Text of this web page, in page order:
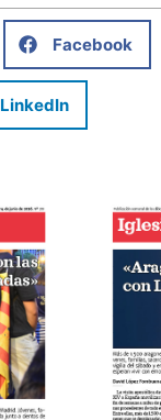
Facebook
LinkedIn